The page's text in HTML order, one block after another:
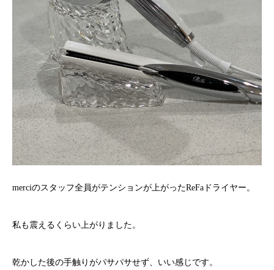
merciのスタッフ全員がテンションが上がったReFaドライヤー。
私も震えるくらい上がりました。
乾かした後の手触りがパサパサせず、いい感じです。